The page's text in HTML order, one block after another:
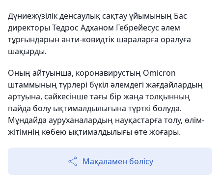
Дүниежүзілік денсаулық сақтау ұйымының Бас
директоры Тедрос Адханом Гебрейесус әлем
тұрғындарын анти-ковидтік шараларға оралуға
шақырды.
Оның айтуынша, коронавирустың Omicron
штаммының түрлері бүкіл әлемдегі жағдайлардың
артуына, сәйкесінше тағы бір жаңа толқынның
пайда болу ықтималдылығына түрткі болуда.
Мұндайда ауруханалардың науқастарға толу, өлім-
жітімнің көбею ықтималдылығы өте жоғары.
Мақаламен бөлісу